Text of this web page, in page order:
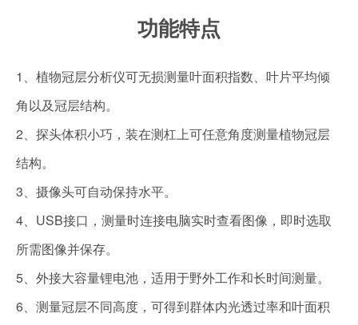
功能特点
1、植物冠层分析仪可无损测量叶面积指数、叶片平均倾
角以及冠层结构。
2、探头体积小巧，装在测杠上可任意角度测量植物冠层
结构。
3、摄像头可自动保持水平。
4、USB接口，测量时连接电脑实时查看图像，即时选取
所需图像并保存。
5、外接大容量锂电池，适用于野外工作和长时间测量。
6、测量冠层不同高度，可得到群体内光透过率和叶面积